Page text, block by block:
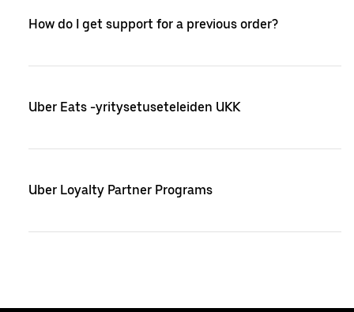
How do I get support for a previous order?
Uber Eats -yritysetuseteleiden UKK
Uber Loyalty Partner Programs